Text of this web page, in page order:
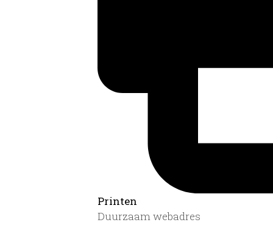
Printen
Duurzaam webadres